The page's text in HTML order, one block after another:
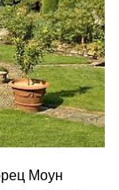
Моун